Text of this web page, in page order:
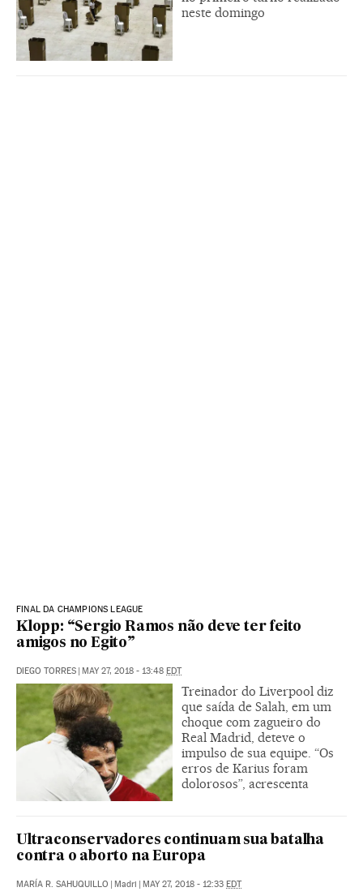
neste domingo
FINAL DA CHAMPIONS LEAGUE
Klopp: “Sergio Ramos não deve ter feito
amigos no Egito”
DIEGO TORRES | MAY 27, 2018 - 13:48 EDT
Treinador do Liverpool diz
que saída de Salah, em um
choque com zagueiro do
Real Madrid, deteve o
impulso de sua equipe. “Os
erros de Karius foram
dolorosos”, acrescenta
Ultraconservadores continuam sua batalha
contra o aborto na Europa
MARÍA R. SAHUQUILLO | Madri | MAY 27, 2018 - 12:33 EDT